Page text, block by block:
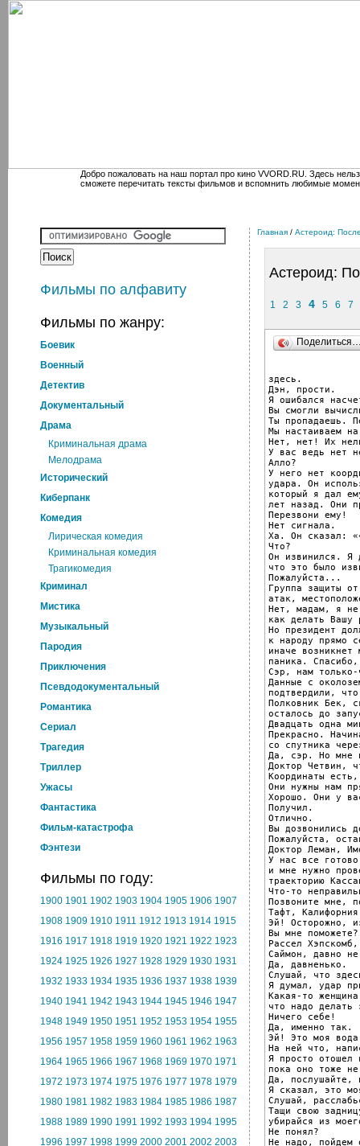
Добро пожаловать на наш портал про кино VVORD.RU. Здесь
сможете перечитать тексты фильмов и вспомнить любимые
Фильмы по алфавиту
Фильмы по жанру:
Боевик
Военный
Детектив
Документальный
Драма
Криминальная драма
Мелодрама
Исторический
Киберпанк
Комедия
Лирическая комедия
Криминальная комедия
Трагикомедия
Криминал
Мистика
Музыкальный
Пародия
Приключения
Псевдодокументальный
Романтика
Cериал
Трагедия
Триллер
Ужасы
Фантастика
Фильм-катастрофа
Фэнтези
Фильмы по году:
1900 1901 1902 1903 1904 1905 1906 1907
1908 1909 1910 1911 1912 1913 1914 1915
1916 1917 1918 1919 1920 1921 1922 1923
1924 1925 1926 1927 1928 1929 1930 1931
1932 1933 1934 1935 1936 1937 1938 1939
1940 1941 1942 1943 1944 1945 1946 1947
1948 1949 1950 1951 1952 1953 1954 1955
1956 1957 1958 1959 1960 1961 1962 1963
1964 1965 1966 1967 1968 1969 1970 1971
1972 1973 1974 1975 1976 1977 1978 1979
1980 1981 1982 1983 1984 1985 1986 1987
1988 1989 1990 1991 1992 1993 1994 1995
1996 1997 1998 1999 2000 2001 2002 2003
Главная / Астероид:
Астероид:
1 2 3 4 5 6 7
здесь.
Дэн, прости.
Я ошибался
Вы смогли
Ты пропадаешь.
Мы настаиваем
Нет, нет! Их
У вас ведь нет
Алло?
У него нет
удара. Он
который я дал
лет назад. Они
Перезвони ему!
Нет сигнала.
Ха. Он сказал:
Что?
Он извинился. Я
что это было
Пожалуйста...
Группа защиты
атак,
Нет, мадам, я
как делать Вашу
Но президент
к народу прямо
иначе возникнет
паника.
Сэр, нам
Данные с
подтвердили,
Полковник Бек,
осталось до
Двадцать одна
Прекрасно.
со спутника
Да, сэр. Но мне
Доктор Четвин,
Координаты
Они нужны нам
Хорошо. Они у
Получил.
Отлично.
Вы дозвонились
Пожалуйста,
Доктор Леман,
У нас все
и мне нужно
траекторию
Что-то
Позвоните мне,
Тафт, Калифорния
Эй! Осторожно,
Вы мне
Рассел
Саймон, давно
Да, давненько.
Слушай, что
Я думал, удар
Какая-то
что надо
Ничего себе!
Да, именно так.
Эй! Это моя
На ней что,
Я просто отошел
пока оно тоже
Да, послушайте,
Я сказал, это
Слушай,
Тащи свою
убирайся из
Не понял?
Не надо, пойдем